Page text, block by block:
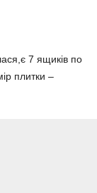
7 ящиків по
плитки –